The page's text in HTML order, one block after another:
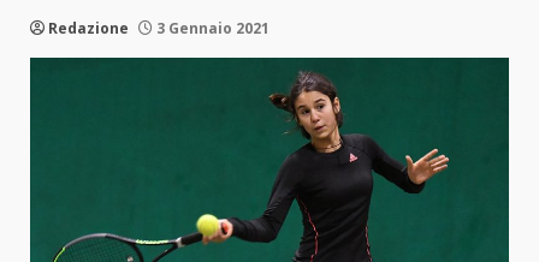
Redazione 3 Gennaio 2021